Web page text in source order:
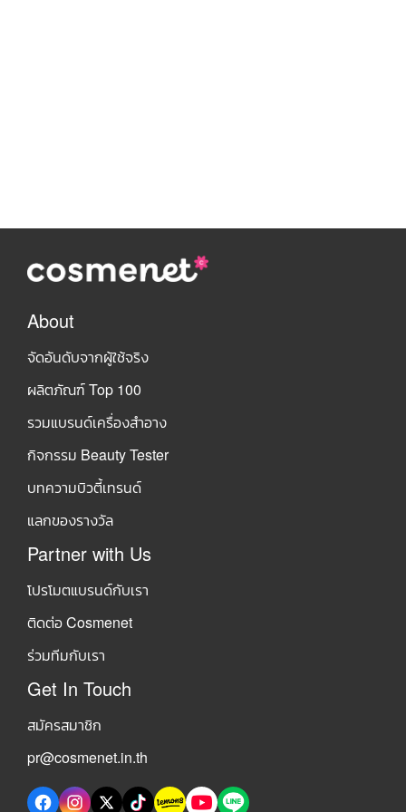
About
จัดอันดับจากผู้ใช้จริง
ผลิตภัณฑ์ Top 100
รวมแบรนด์เครื่องสำอาง
กิจกรรม Beauty Tester
บทความบิวตี้เทรนด์
แลกของรางวัล
Partner with Us
โปรโมตแบรนด์กับเรา
ติดต่อ Cosmenet
ร่วมทีมกับเรา
Get In Touch
สมัครสมาชิก
pr@cosmenet.in.th